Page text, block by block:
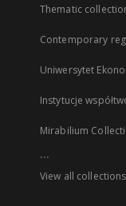
Thematic
Contemporary
Uniwersytet
Instytucje
Mirabilium
...
View all collections